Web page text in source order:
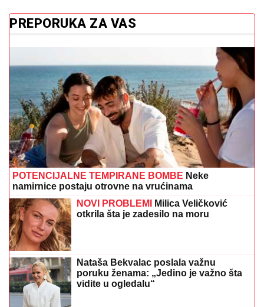
PREPORUKA ZA VAS
POTENCIJALNE TEMPIRANE BOMBE Neke
namirnice postaju otrovne na vrućinama
NOVI PROBLEMI
Milica Veličković
otkrila šta je zadesilo na moru
Nataša Bekvalac poslala važnu
poruku ženama: „Jedino je važno šta
vidite u ogledalu“